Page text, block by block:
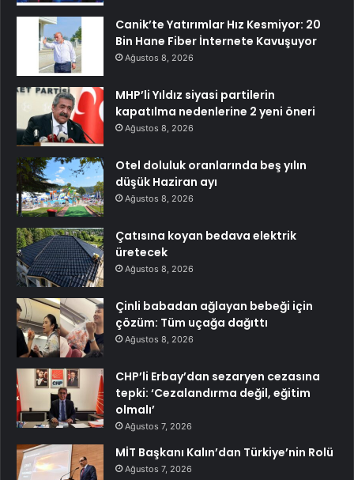
Canik’te Yatırımlar Hız Kesmiyor: 20
Bin Hane Fiber İnternete Kavuşuyor
Ağustos 8, 2026
MHP’li Yıldız siyasi partilerin
kapatılma nedenlerine 2 yeni öneri
Ağustos 8, 2026
Otel doluluk oranlarında beş yılın
düşük Haziran ayı
Ağustos 8, 2026
Çatısına koyan bedava elektrik
üretecek
Ağustos 8, 2026
Çinli babadan ağlayan bebeği için
çözüm: Tüm uçağa dağıttı
Ağustos 8, 2026
CHP’li Erbay’dan sezaryen cezasına
tepki: ‘Cezalandırma değil, eğitim
olmalı’
Ağustos 7, 2026
MİT Başkanı Kalın’dan Türkiye’nin Rolü
Ağustos 7, 2026